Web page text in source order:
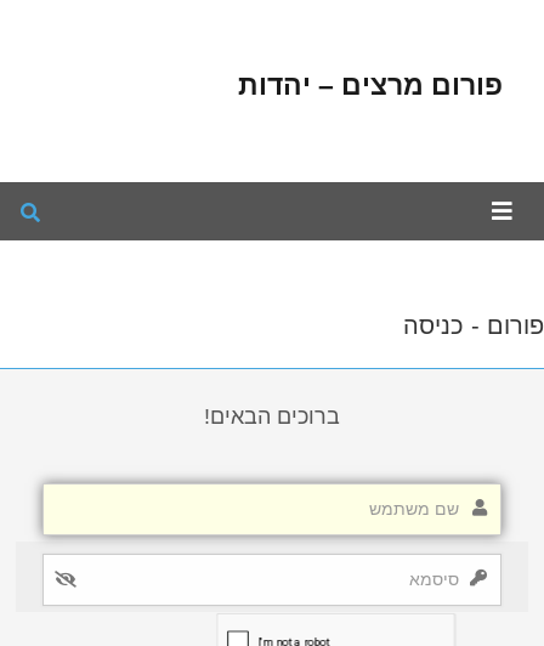
פורום מרצים – יהדות
פורום - כניסה
ברוכים הבאים!